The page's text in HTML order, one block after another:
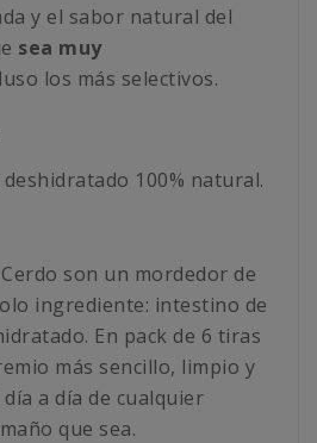
y el sabor natural del
sea muy
los más selectivos.
100% natural.
son un mordedor de
ingrediente: intestino de
En pack de 6 tiras
más sencillo, limpio y
a día de cualquier
que sea.